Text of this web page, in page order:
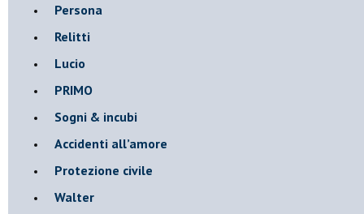
Persona
Relitti
Lucio
PRIMO
Sogni & incubi
Accidenti all’amore
Protezione civile
Walter